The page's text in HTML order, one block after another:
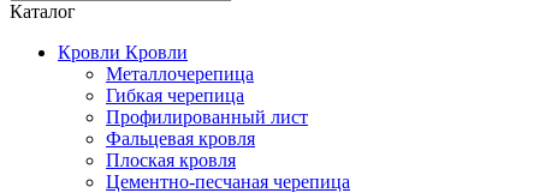
Каталог
Кровли Кровли
Металлочерепица
Гибкая черепица
Профилированный лист
Фальцевая кровля
Плоская кровля
Цементно-песчаная черепица